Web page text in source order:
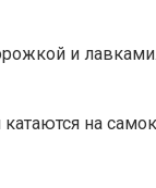
и
на